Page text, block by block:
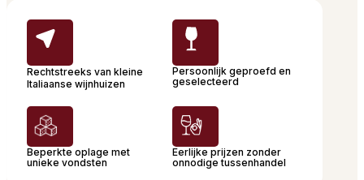
Rechtstreeks van kleine
Italiaanse wijnhuizen
Persoonlijk geproefd en
geselecteerd
Beperkte oplage met
unieke vondsten
Eerlijke prijzen zonder
onnodige tussenhandel